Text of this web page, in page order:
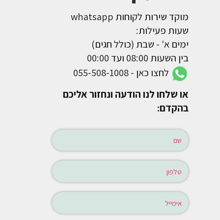
מוקד שירות לקוחות whatsapp
שעות פעילות:
ימים א' - שבת (כולל חגים)
בין השעות 08:00 ועד 00:00
לחצו כאן - 055-508-1008
או שלחו לנו הודעה ונחזור אליכם
בהקדם: